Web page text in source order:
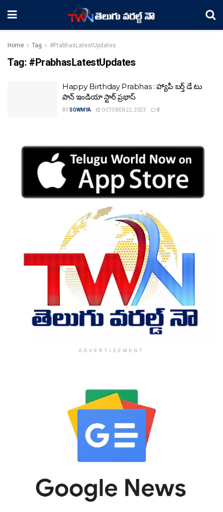
Home Tag #PrabhasLatestUpdates
Tag: #PrabhasLatestUpdates
Happy Birthday Prabhas : హ్యాపీ బర్త్ డే టు
పాన్ ఇండియా స్టార్ ప్రభాస్
BY SOWMYA OCTOBER 22, 2023 0
ADVERTISEMENT